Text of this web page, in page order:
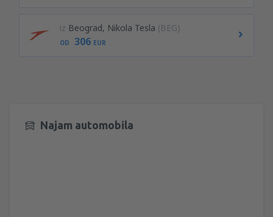
iz Beograd, Nikola Tesla (BEG)
OD 306 EUR
Najam automobila